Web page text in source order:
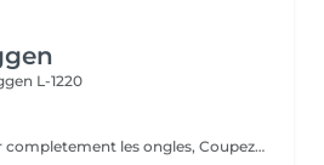
L-1220
Dissolvant pour nettoyer completement les ongles, Coupez et Modelez les ongles avec une lime, Mouillez les mains quelques minutes pour ramollir les cuticules, Pousses les Cuticules avec batone pour repousser doucement vers l'arrière et coupez les excès, Hydratez les Mains avec crème et les cuticules pour maintenir la peau douce, Appliquez une base transparent pour protéger les ongles. Attendez suffisamment de tempos pour sèche.